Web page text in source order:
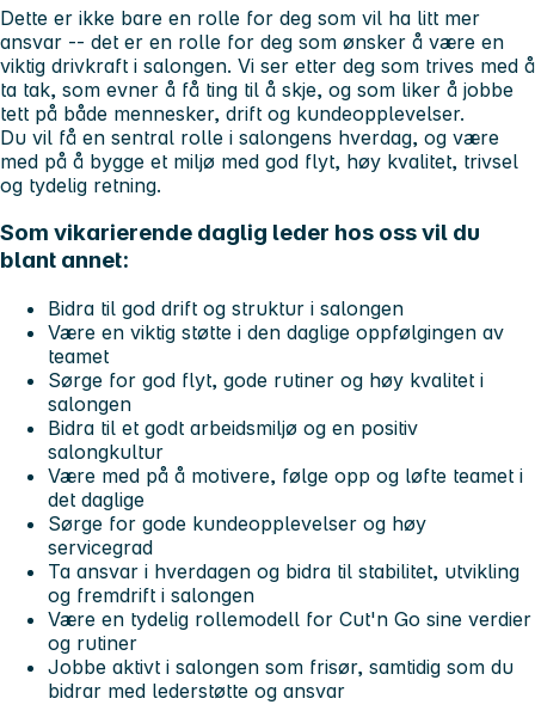
Dette er ikke bare en rolle for deg som vil ha litt mer
ansvar -- det er en rolle for deg som ønsker å være en
viktig drivkraft i salongen. Vi ser etter deg som trives med å
ta tak, som evner å få ting til å skje, og som liker å jobbe
tett på både mennesker, drift og kundeopplevelser.
Du vil få en sentral rolle i salongens hverdag, og være
med på å bygge et miljø med god flyt, høy kvalitet, trivsel
og tydelig retning.
Som vikarierende daglig leder hos oss vil du
blant annet:
Bidra til god drift og struktur i salongen
Være en viktig støtte i den daglige oppfølgingen av
teamet
Sørge for god flyt, gode rutiner og høy kvalitet i
salongen
Bidra til et godt arbeidsmiljø og en positiv
salongkultur
Være med på å motivere, følge opp og løfte teamet i
det daglige
Sørge for gode kundeopplevelser og høy
servicegrad
Ta ansvar i hverdagen og bidra til stabilitet, utvikling
og fremdrift i salongen
Være en tydelig rollemodell for Cut'n Go sine verdier
og rutiner
Jobbe aktivt i salongen som frisør, samtidig som du
bidrar med lederstøtte og ansvar